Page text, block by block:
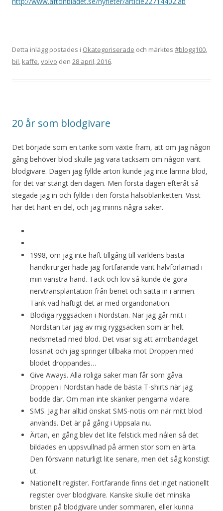
Detta inlägg postades i Okategoriserade och märktes #blogg100,
bil, kaffe,volvo den 28 april, 2016.
20 år som blodgivare
Det började som en tanke som växte fram, att om jag någon
gång behöver blod skulle jag vara tacksam om någon varit
blodgivare. Dagen jag fyllde arton kunde jag inte lämna blod,
för det var stängt den dagen. Men första dagen efteråt så
stegade jag in och fyllde i den första hälsoblanketten. Visst
har det hänt en del, och jag minns några saker.
1998, om jag inte haft tillgång till världens bästa
handkirurger hade jag fortfarande varit halvförlamad i
min vänstra hand. Tack och lov så kunde de göra
nervtransplantation från benet och sätta in i armen.
Tänk vad häftigt det är med organdonation.
Blodiga ryggsäcken i Nordstan. När jag går mitt i
Nordstan tar jag av mig ryggsäcken som är helt
nedsmetad med blod. Det visar sig att armbandaget
lossnat och jag springer tillbaka mot Droppen med
blodet droppandes…
Give Aways. Alla roliga saker man får som gåva.
Droppen i Nordstan hade de bästa T-shirts när jag
bodde där. Om man inte skänker pengarna vidare.
SMS. Jag har alltid önskat SMS-notis om när mitt blod
används. Det är på gång i Uppsala nu.
Ärtan, en gång blev det lite felstick med nålen så det
bildades en uppsvullnad på armen stor som en ärta.
Den försvann naturligt lite senare, men det såg konstigt
ut.
Nationellt register. Fortfarande finns det inget nationellt
register över blodgivare. Kanske skulle det minska
bristen på blodgivare under sommaren, eller kunna